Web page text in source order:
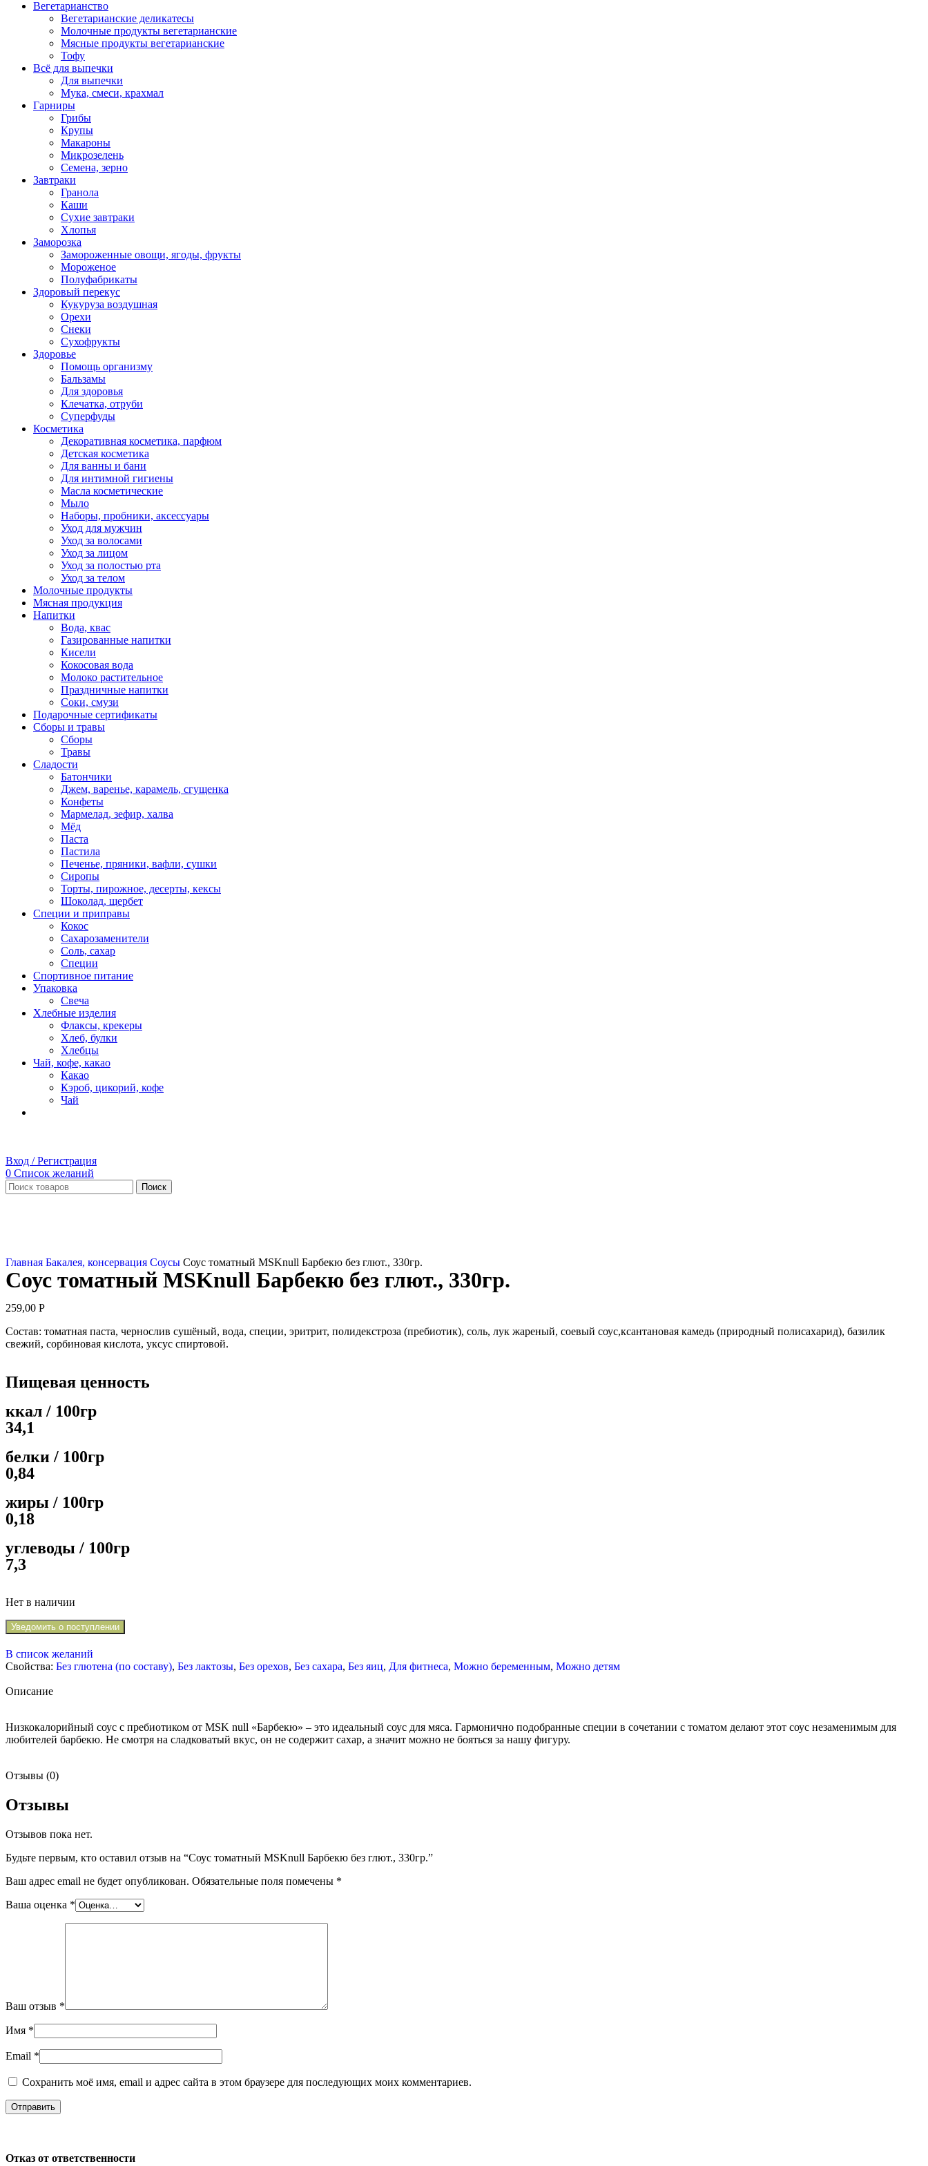
Вегетарианство
Вегетарианские деликатесы
Молочные продукты вегетарианские
Мясные продукты вегетарианские
Тофу
Всё для выпечки
Для выпечки
Мука, смеси, крахмал
Гарниры
Грибы
Крупы
Макароны
Микрозелень
Семена, зерно
Завтраки
Гранола
Каши
Сухие завтраки
Хлопья
Заморозка
Замороженные овощи, ягоды, фрукты
Мороженое
Полуфабрикаты
Здоровый перекус
Кукуруза воздушная
Орехи
Снеки
Сухофрукты
Здоровье
Помощь организму
Бальзамы
Для здоровья
Клечатка, отруби
Суперфуды
Косметика
Декоративная косметика, парфюм
Детская косметика
Для ванны и бани
Для интимной гигиены
Масла косметические
Мыло
Наборы, пробники, аксессуары
Уход для мужчин
Уход за волосами
Уход за лицом
Уход за полостью рта
Уход за телом
Молочные продукты
Мясная продукция
Напитки
Вода, квас
Газированные напитки
Кисели
Кокосовая вода
Молоко растительное
Праздничные напитки
Соки, смузи
Подарочные сертификаты
Сборы и травы
Сборы
Травы
Сладости
Батончики
Джем, варенье, карамель, сгущенка
Конфеты
Мармелад, зефир, халва
Мёд
Паста
Пастила
Печенье, пряники, вафли, сушки
Сиропы
Торты, пирожное, десерты, кексы
Шоколад, щербет
Специи и приправы
Кокос
Сахарозаменители
Соль, сахар
Специи
Спортивное питание
Упаковка
Свеча
Хлебные изделия
Флаксы, крекеры
Хлеб, булки
Хлебцы
Чай, кофе, какао
Какао
Кэроб, цикорий, кофе
Чай
Вход / Регистрация
0 Список желаний
Поиск
Главная Бакалея, консервация Соусы Соус томатный MSKnull Барбекю без глют., 330гр.
Соус томатный MSKnull Барбекю без глют., 330гр.
259,00 Р
Состав: томатная паста, чернослив сушёный, вода, специи, эритрит, полидекстроза (пребиотик), соль, лук жареный, соевый соус,ксантановая камедь (природный полисахарид), базилик
свежий, сорбиновая кислота, уксус спиртовой.
Пищевая ценность
ккал / 100гр
34,1
белки / 100гр
0,84
жиры / 100гр
0,18
углеводы / 100гр
7,3
Нет в наличии
Уведомить о поступлении
В список желаний
Свойства: Без глютена (по составу), Без лактозы, Без орехов, Без сахара, Без яиц, Для фитнеса, Можно беременным, Можно детям
Описание
Низкокалорийный соус с пребиотиком от MSK null «Барбекю» – это идеальный соус для мяса. Гармонично подобранные специи в сочетании с томатом делают этот соус незаменимым для
любителей барбекю. Не смотря на сладковатый вкус, он не содержит сахар, а значит можно не бояться за нашу фигуру.
Отзывы (0)
Отзывы
Отзывов пока нет.
Будьте первым, кто оставил отзыв на “Соус томатный MSKnull Барбекю без глют., 330гр.”
Ваш адрес email не будет опубликован. Обязательные поля помечены *
Ваша оценка *
Ваш отзыв *
Имя *
Email *
Сохранить моё имя, email и адрес сайта в этом браузере для последующих моих комментариев.
Отказ от ответственности